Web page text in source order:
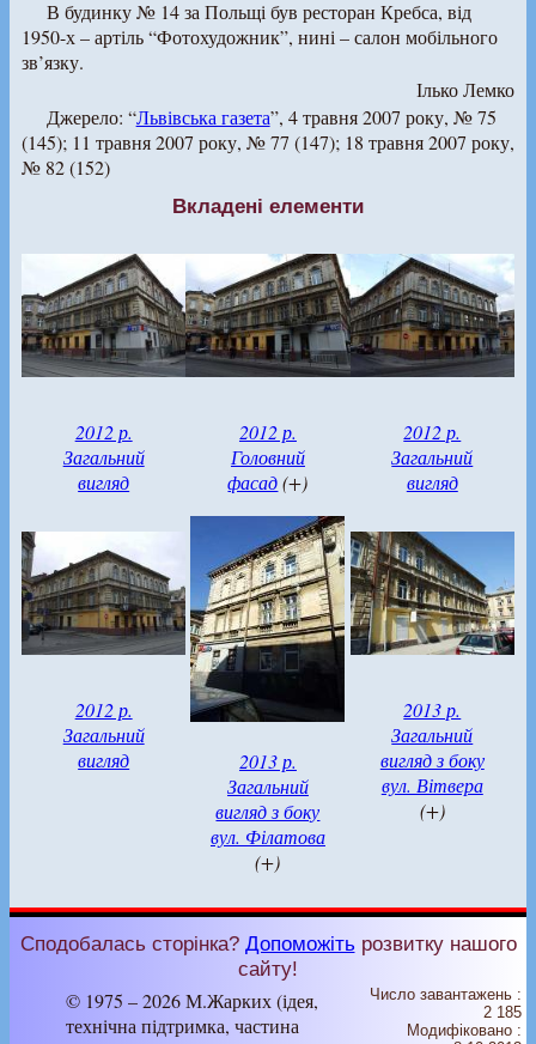
В будинку № 14 за Польщі був ресторан Кребса, від
1950-х – артіль “Фотохудожник”, нині – салон мобільного
зв’язку.
Ілько Лемко
Джерело: “Львівська газета”, 4 травня 2007 року, № 75
(145); 11 травня 2007 року, № 77 (147); 18 травня 2007 року,
№ 82 (152)
Вкладені елементи
2012 р.
Загальний
вигляд
2012 р.
Головний
фасад(+)
2012 р.
Загальний
вигляд
2012 р.
Загальний
вигляд
2013 р.
Загальний
вигляд з боку
вул. Філатова
(+)
2013 р.
Загальний
вигляд з боку
вул. Вітвера
(+)
Сподобалась сторінка? Допоможіть розвитку нашого
сайту!
© 1975 – 2026 М.Жарких (ідея,
технічна підтримка, частина
Число завантажень :
2 185
Модифіковано :